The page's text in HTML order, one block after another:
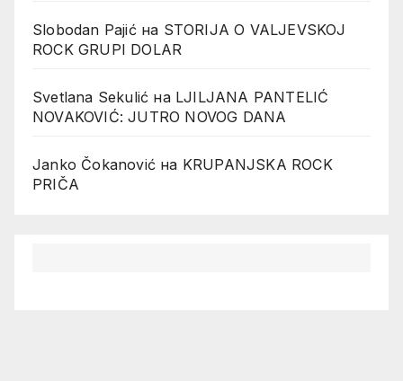
Slobodan Pajićна STORIJA O VALJEVSKOJ
ROCK GRUPI DOLAR
Svetlana Sekulić на LJILJANA PANTELIĆ
NOVAKOVIĆ: JUTRO NOVOG DANA
Janko Čokanović на KRUPANJSKA ROCK
PRIČA